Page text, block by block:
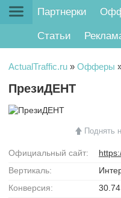
Партнерки
Статьи
ActualTraffic.ru » Офферы
ПрезиДЕНТ
Поднять
Официальный сайт:
Вертикаль:
Конверсия:
30.74